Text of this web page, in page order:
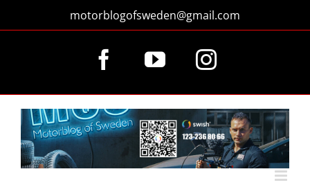
innehållet
motorblogofsweden@gmail.com
FacebookYouTubeInstagram